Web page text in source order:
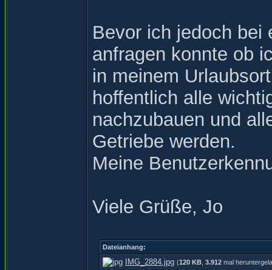
Bevor ich jedoch bei
anfragen konnte ob
in meinem
hoffentlich alle
nachzubauen und
Getriebe werden.
Meine
Viele Grüße, Jo
Dateianhang:
IMG_2884.jpg (120 KB 3.912 mal